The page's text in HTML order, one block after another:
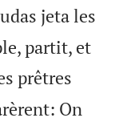
jeta les
partit, et
prêtres
On